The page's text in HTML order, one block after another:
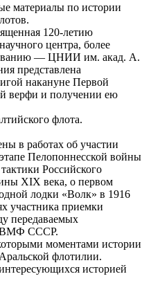
материалы по истории
120-летию
центра, более
— ЦНИИ им. акад. А.
представлена
накануне Первой
верфи и получении ею
флота.
в работах об участии
Пелопоннесской войны
Российского
XIX века, о первом
лодки «Волк» в 1916
участника приемки
передаваемых
ВМФ СССР.
моментами истории
флотилии.
историей